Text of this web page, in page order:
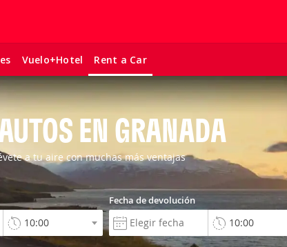
Vuelo+Hotel Rent a Car
EN GRANADA
a tu aire con muchas más ventajas
Fecha de devolución